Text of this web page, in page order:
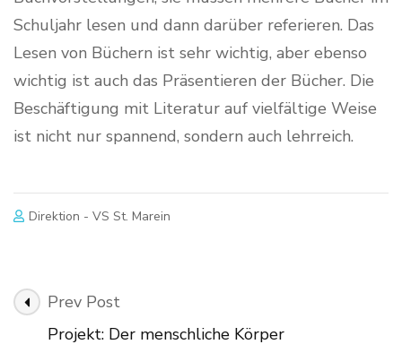
Schuljahr lesen und dann darüber referieren. Das
Lesen von Büchern ist sehr wichtig, aber ebenso
wichtig ist auch das Präsentieren der Bücher. Die
Beschäftigung mit Literatur auf vielfältige Weise
ist nicht nur spannend, sondern auch lehrreich.
Direktion - VS St. Marein
Post
Navigation
Prev Post
Projekt: Der menschliche Körper